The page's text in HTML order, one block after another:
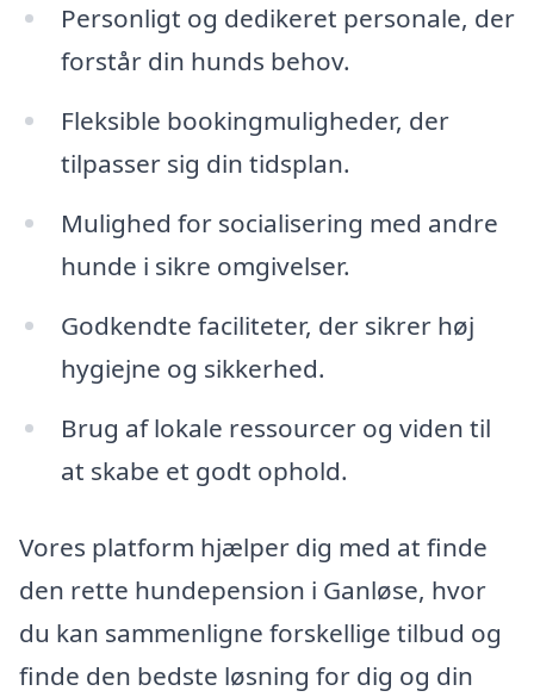
Personligt og dedikeret personale, der
forstår din hunds behov.
Fleksible bookingmuligheder, der
tilpasser sig din tidsplan.
Mulighed for socialisering med andre
hunde i sikre omgivelser.
Godkendte faciliteter, der sikrer høj
hygiejne og sikkerhed.
Brug af lokale ressourcer og viden til
at skabe et godt ophold.
Vores platform hjælper dig med at finde
den rette hundepension i Ganløse, hvor
du kan sammenligne forskellige tilbud og
finde den bedste løsning for dig og din